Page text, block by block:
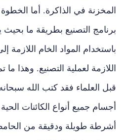
المخزنة في الذاكرة. أما الخطوة
برنامج التصنيع بطريقة ما
باستخدام المواد الخام اللازمة
اللازمة لعملية التصنيع. وهذا
قبل العلماء فقد كتب الله
أجسام جميع أنواع الكائنات
أشرطة طويلة ودقيقة من